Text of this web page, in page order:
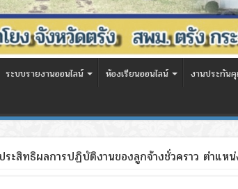
ระบบรายงานออนไลน์ ห้องเรียนออนไลน์ งานประกัน
ระสิทธิผลการปฏิบัติงานของลูกจ้างชั่วคราว ตำ